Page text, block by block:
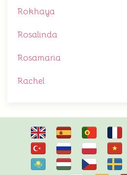
Rokhaya
Rosalinda
Rosamaria
Rachel